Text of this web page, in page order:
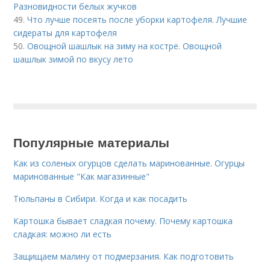
Разновидности белых жучков
49.Что лучше посеять после уборки картофеля. Лучшие
сидераты для картофеля
50.Овощной шашлык на зиму на костре. Овощной
шашлык зимой по вкусу лето
Популярные материалы
Как из соленых огурцов сделать маринованные. Огурцы
маринованные "Как магазинные"
Тюльпаны в Сибири. Когда и как посадить
Картошка бывает сладкая почему. Почему картошка
сладкая: можно ли есть
Защищаем малину от подмерзания. Как подготовить